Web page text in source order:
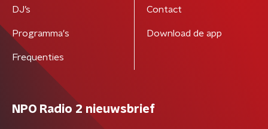
DJ’s
Programma's
Frequenties
Contact
Download de app
NPO Radio 2 nieuwsbrief